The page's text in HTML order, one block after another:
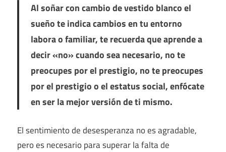
Al soñar con cambio de vestido blanco el
sueño te indica cambios en tu entorno
labora o familiar, te recuerda que aprende a
decir «no» cuando sea necesario, no te
preocupes por el prestigio, no te preocupes
por el prestigio o el estatus social, enfócate
en ser la mejor versión de ti mismo.
El sentimiento de desesperanza no es agradable,
pero es necesario para superar la falta de